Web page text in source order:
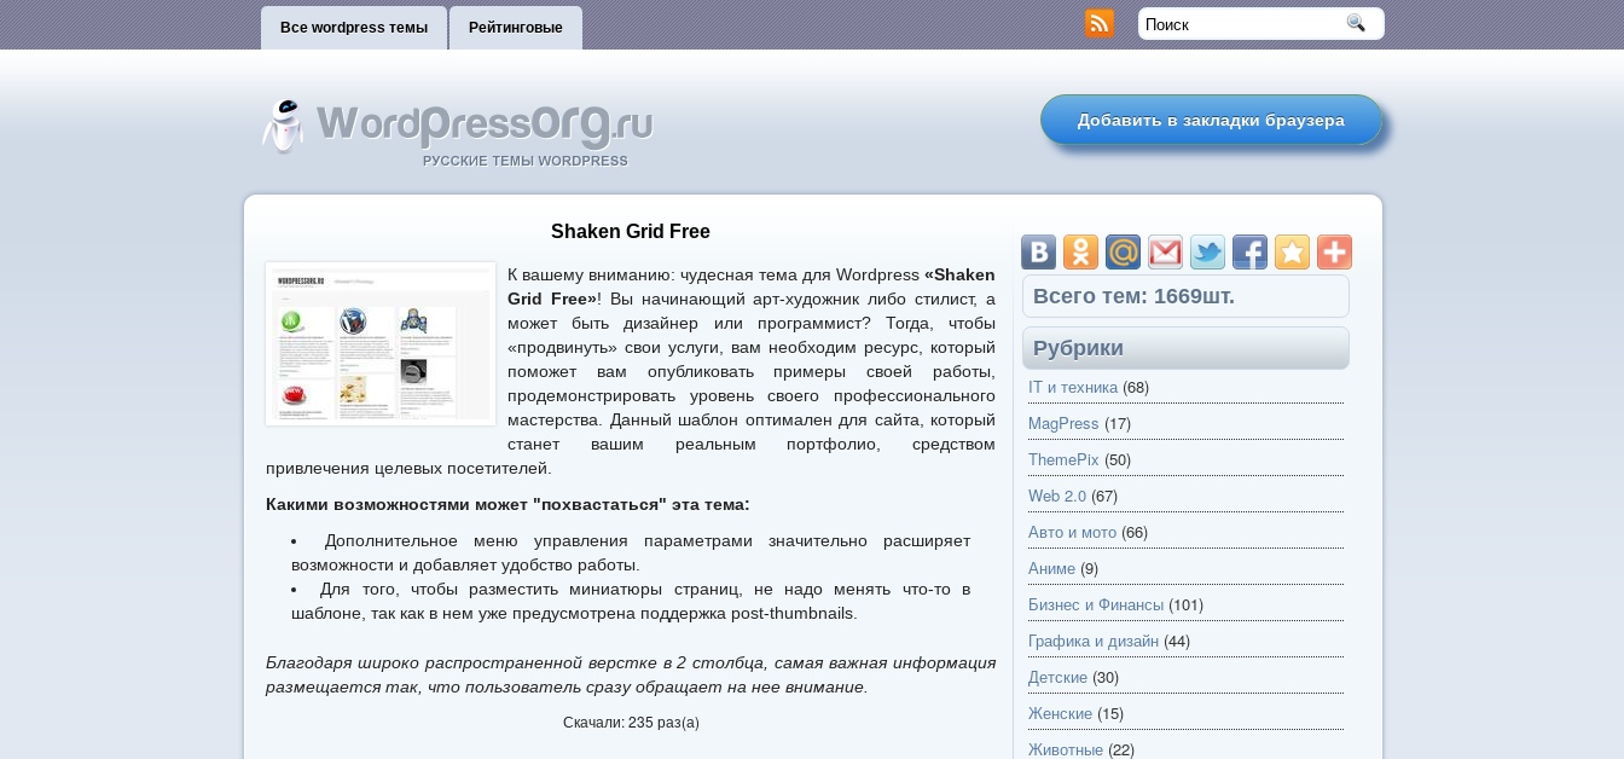
Все wordpress темы Рейтинговые
Добавить в закладки браузера
Shaken Grid Free
К вашему вниманию: чудесная тема для Wordpress «Shaken
Grid Free»! Вы начинающий арт-художник либо стилист, а
может быть дизайнер или программист? Тогда, чтобы
«продвинуть» свои услуги, вам необходим ресурс, который
поможет вам опубликовать примеры своей работы,
продемонстрировать уровень своего профессионального
мастерства. Данный шаблон оптимален для сайта, который
станет вашим реальным портфолио, средством
привлечения целевых посетителей.
Какими возможностями может "похвастаться" эта тема:
Дополнительное меню управления параметрами значительно расширяет
возможности и добавляет удобство работы.
Для того, чтобы разместить миниатюры страниц, не надо менять что-то в
шаблоне, так как в нем уже предусмотрена поддержка post-thumbnails.
Благодаря широко распространенной верстке в 2 столбца, самая важная информация
размещается так, что пользователь сразу обращает на нее внимание.
Скачали: 235 раз(а)
Всего тем: 1669шт.
Рубрики
IT и техника(68)
MagPress (17)
ThemePix (50)
Web 2.0 (67)
Авто и мото (66)
Аниме (9)
Бизнес и Финансы (101)
Графика и дизайн (44)
Детские (30)
Женские (15)
Животные (22)